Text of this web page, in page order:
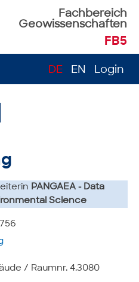
Fachbereich
Geowissenschaften
FB5
DE EN Login
PANGAEA - Data
Science
/ Raumnr. 4.3080